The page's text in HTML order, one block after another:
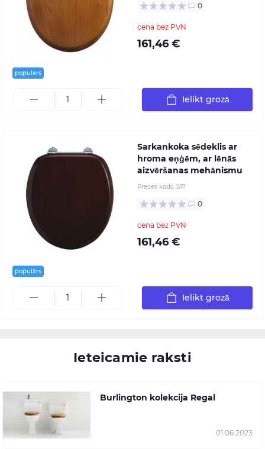
populārs
0
cena bez PVN
161,46 €
Ielikt grozā
populārs
Sarkankoka sēdeklis ar
hroma eņģēm, ar lēnās
aizvēršanas mehānismu
Preces kods: S17
0
cena bez PVN
161,46 €
Ielikt grozā
Ieteicamie raksti
01.06.2023
Burlington kolekcija Regal